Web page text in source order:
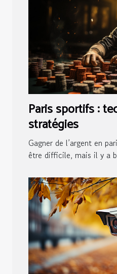
Paris sportifs :
stratégies
Gagner de l’argent en
être difficile, mais il y a